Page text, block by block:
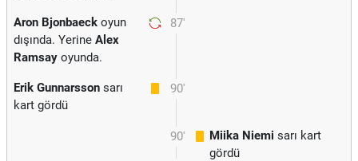
87'
Aron Bjonbaeck oyun
dışında. Yerine Alex
Ramsay oyunda.
90'
Erik Gunnarsson sarı
kart gördü
90' Miika Niemi sarı kart
gördü